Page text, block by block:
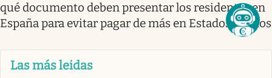
qué documento deben presentar los residentes en
España para evitar pagar de más en Estados Unidos
Las más leidas